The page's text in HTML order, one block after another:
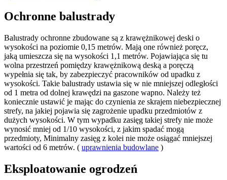
Ochronne balustrady
Balustrady ochronne zbudowane są z krawężnikowej deski o
wysokości na poziomie 0,15 metrów. Mają one również poręcz,
jaką umieszcza się na wysokości 1,1 metrów. Pojawiająca się tu
wolna przestrzeń pomiędzy krawężnikową deską a poręczą
wypełnia się tak, by zabezpieczyć pracowników od upadku z
wysokości. Takie balustrady ustawia się w nie mniejszej odległości
od 1 metra od dolnej krawędzi na gaszone wapno. Należy też
koniecznie ustawić je mając do czynienia ze skrajem niebezpiecznej
strefy, na jakiej pojawia się zagrożenie upadku przedmiotów z
dużych wysokości. W tym wypadku zasięg takiej strefy nie może
wynosić mniej od 1/10 wysokości, z jakim spadać mogą
przedmioty, Minimalny zasięg z kolei nie może osiągać mniejszej
wartości od 6 metrów. ( uprawnienia budowlane )
Eksploatowanie ogrodzeń